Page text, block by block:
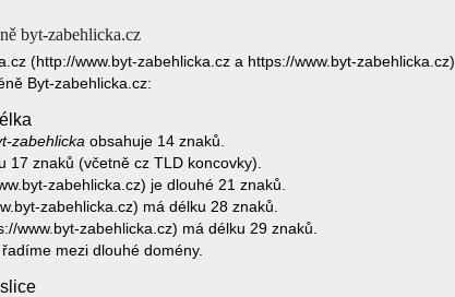
byt-zabehlicka.cz
(http://www.byt-zabehlicka.cz a https://www.byt-zabehlicka.cz).
Byt-zabehlicka.cz:
zabehlicka obsahuje 14 znaků.
17 znaků (včetně cz TLD koncovky).
zabehlicka.cz) je dlouhé 21 znaků.
zabehlicka.cz) má délku 28 znaků.
www.byt-zabehlicka.cz) má délku 29 znaků.
mezi dlouhé domény.